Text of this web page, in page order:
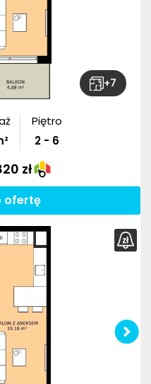
+7
Piętro
2 - 6
zł
ofertę